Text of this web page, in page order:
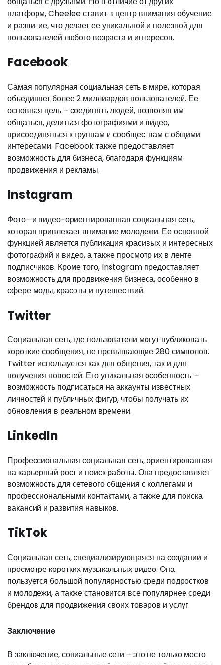
платформ, Cheelee ставит в центр внимания обучение
и развитие, что делает ее уникальной и полезной для
пользователей любого возраста и интересов.
Facebook
Самая популярная социальная сеть в мире, которая
объединяет более 2 миллиардов пользователей. Ее
основная цель – соединять людей, позволяя им
общаться, делиться фотографиями и видео,
присоединяться к группам и сообществам с общими
интересами. Facebook также предоставляет
возможность для бизнеса, благодаря функциям
продвижения и рекламы.
Instagram
Фото- и видео-ориентированная социальная сеть,
которая привлекает внимание молодежи. Ее основной
функцией является публикация красивых и интересных
фотографий и видео, а также просмотр их в ленте
подписчиков. Кроме того, Instagram предоставляет
возможность для продвижения бизнеса, особенно в
сфере моды, красоты и путешествий.
Twitter
Социальная сеть, где пользователи могут публиковать
короткие сообщения, не превышающие 280 символов.
Twitter используется как для общения, так и для
получения новостей. Его уникальная особенность –
возможность подписаться на аккаунты известных
личностей и публичных фигур, чтобы получать их
обновления в реальном времени.
LinkedIn
Профессиональная социальная сеть, ориентированная
на карьерный рост и поиск работы. Она предоставляет
возможность для сетевого общения с коллегами и
профессиональными контактами, а также для поиска
вакансий и развития навыков.
TikTok
Социальная сеть, специализирующаяся на создании и
просмотре коротких музыкальных видео. Она
пользуется большой популярностью среди подростков
и молодежи, а также становится все популярнее среди
брендов для продвижения своих товаров и услуг.
Заключение
В заключение, социальные сети – это не только место